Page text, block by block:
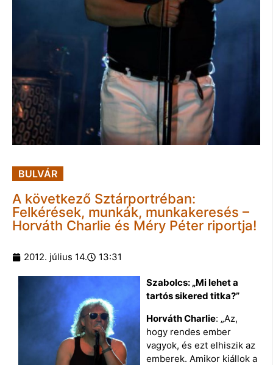
BULVÁR
A következő Sztárportréban:
Felkérések, munkák, munkakeresés –
Horváth Charlie és Méry Péter riportja!
2012. július 14. 13:31
Szabolcs: „Mi lehet a
tartós sikered titka?”
Horváth Charlie: „Az,
hogy rendes ember
vagyok, és ezt elhiszik az
emberek. Amikor kiállok a